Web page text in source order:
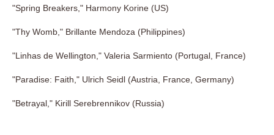
"Spring Breakers," Harmony Korine (US)
"Thy Womb," Brillante Mendoza (Philippines)
"Linhas de Wellington," Valeria Sarmiento (Portugal, France)
"Paradise: Faith," Ulrich Seidl (Austria, France, Germany)
"Betrayal," Kirill Serebrennikov (Russia)